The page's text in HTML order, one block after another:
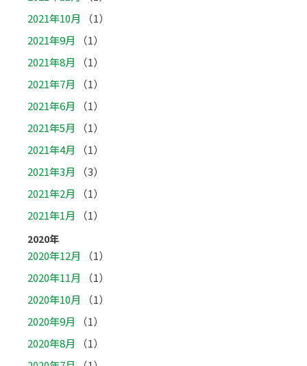
2021年10月
（1）
2021年9月
（1）
2021年8月
（1）
2021年7月
（1）
2021年6月
（1）
2021年5月
（1）
2021年4月
（1）
2021年3月
（3）
2021年2月
（1）
2021年1月
（1）
2020年
2020年12月
（1）
2020年11月
（1）
2020年10月
（1）
2020年9月
（1）
2020年8月
（1）